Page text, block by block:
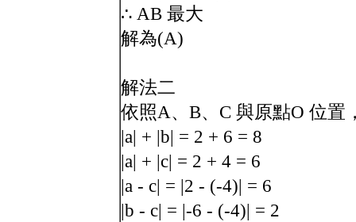
∴ AB 最大
解為(A)
解法二
依照A、B、C 與原點O 位置
|a| + |b| = 2 + 6 = 8
|a| + |c| = 2 + 4 = 6
|a - c| = |2 - (-4)| = 6
|b - c| = |-6 - (-4)| = 2